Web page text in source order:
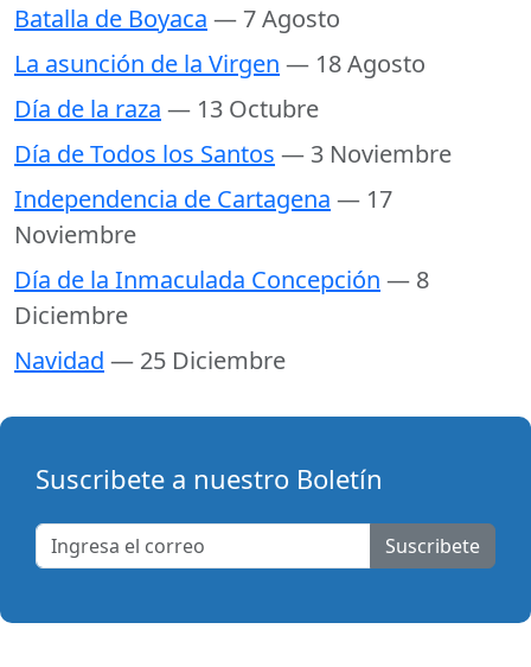
Batalla de Boyaca — 7 Agosto
La asunción de la Virgen — 18 Agosto
Día de la raza — 13 Octubre
Día de Todos los Santos — 3 Noviembre
Independencia de Cartagena — 17
Noviembre
Día de la Inmaculada Concepción — 8
Diciembre
Navidad — 25 Diciembre
Suscribete a nuestro Boletín
Suscribete